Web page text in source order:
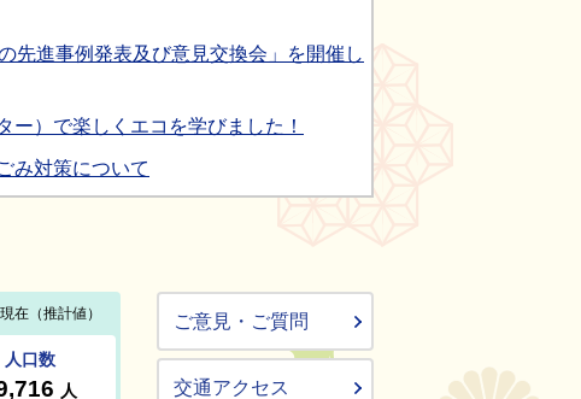
先進事例発表及び意見交換会」を開催し
）で楽しくエコを学びました！
み対策について
ご意見・ご質問
交通アクセス